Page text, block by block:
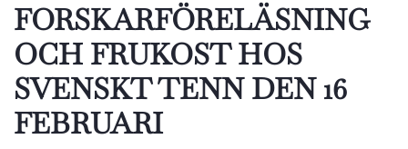
FORSKARFÖRELÄSNING
OCH FRUKOST HOS
SVENSKT TENN DEN 16
FEBRUARI